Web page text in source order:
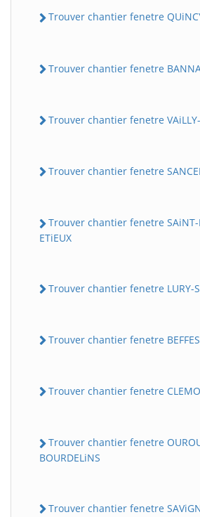
Trouver chantier fenetre
Trouver chantier fenetre
Trouver chantier fenetre VAiLLY-
Trouver chantier fenetre
Trouver chantier fenetre SAiNT-
ETiEUX
Trouver chantier fenetre LURY-
Trouver chantier fenetre BEFFES
Trouver chantier fenetre
Trouver chantier fenetre
BOURDELiNS
Trouver chantier fenetre